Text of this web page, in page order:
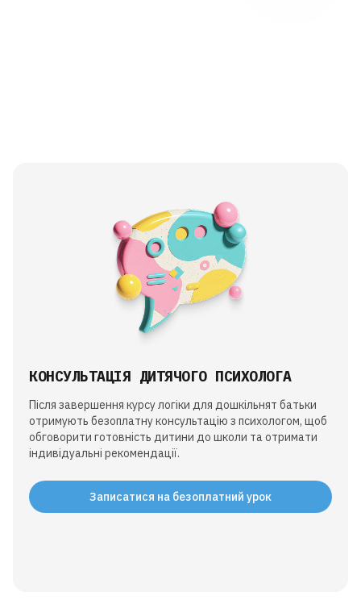
КОНСУЛЬТАЦІЯ ДИТЯЧОГО ПСИХОЛОГА
Після завершення курсу логіки для дошкільнят батьки
отримують безоплатну консультацію з психологом, щоб
обговорити готовність дитини до школи та отримати
індивідуальні рекомендації.
Записатися на безоплатний урок